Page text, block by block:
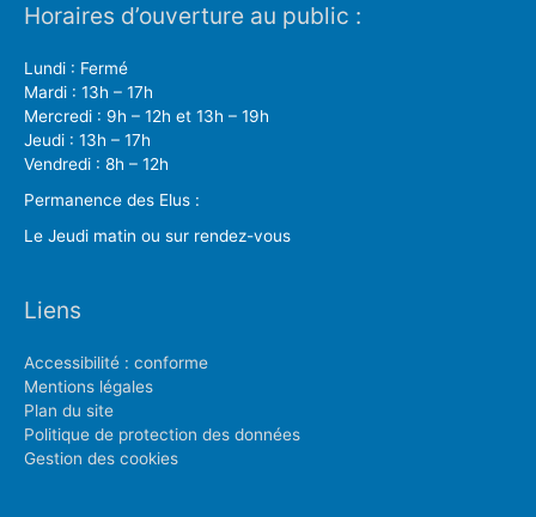
Horaires d’ouverture au public :
Lundi : Fermé
Mardi : 13h – 17h
Mercredi : 9h – 12h et 13h – 19h
Jeudi : 13h – 17h
Vendredi : 8h – 12h
Permanence des Elus :
Le Jeudi matin ou sur rendez-vous
Liens
Accessibilité : conforme
Mentions légales
Plan du site
Politique de protection des données
Gestion des cookies